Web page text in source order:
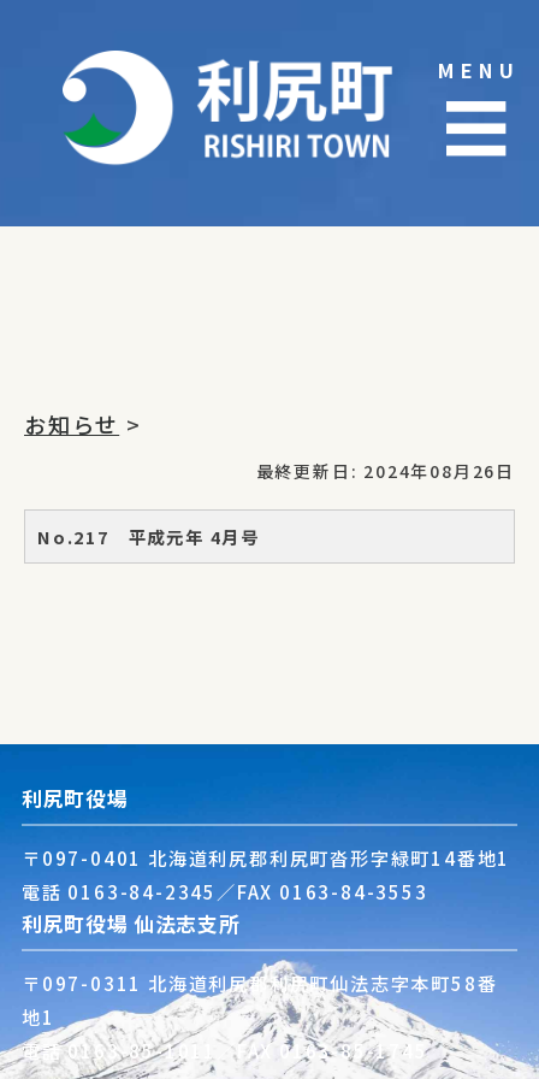
content
MENU
☰
お知らせ >
最終更新日: 2024年08月26日
No.217 平成元年 4月号
利尻町役場
〒097-0401 北海道利尻郡利尻町沓形字緑町14番地1
電話 0163-84-2345 ／FAX 0163-84-3553
利尻町役場 仙法志支所
〒097-0311 北海道利尻郡利尻町仙法志字本町58番
地1
電話0163-85-1011 ／FAX 0163-85-1745